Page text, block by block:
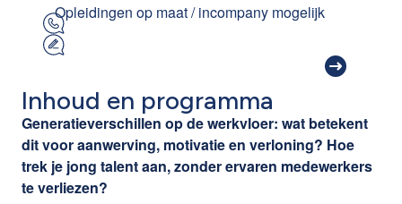
Opleidingen op maat / incompany mogelijk
Inhoud en programma
Generatieverschillen op de werkvloer: wat betekent
dit voor aanwerving, motivatie en verloning? Hoe
trek je jong talent aan, zonder ervaren medewerkers
te verliezen?